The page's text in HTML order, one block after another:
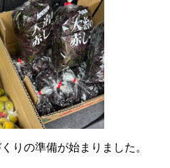
りの準備が始まりました。